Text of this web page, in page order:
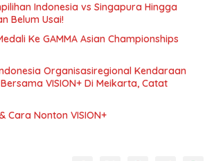
Indonesia vs Singapura Hingga
Belum Usai!
Ke GAMMA Asian Championships
Organisasiregional Kendaraan
VISION+ Di Meikarta, Catat
Cara Nonton VISION+